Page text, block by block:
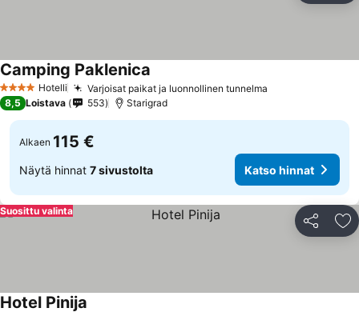
4 Tähtiluokitus
Hotelli Varjoisat paikat ja luonnollinen tunnelma
Camping Paklenica
8,5 Loistava 553 Starigrad
Alkaen 115 €
Näytä hinnat 7 sivustolta Katso hinnat
Jaa
Suosittu valinta
Hotel Pinija